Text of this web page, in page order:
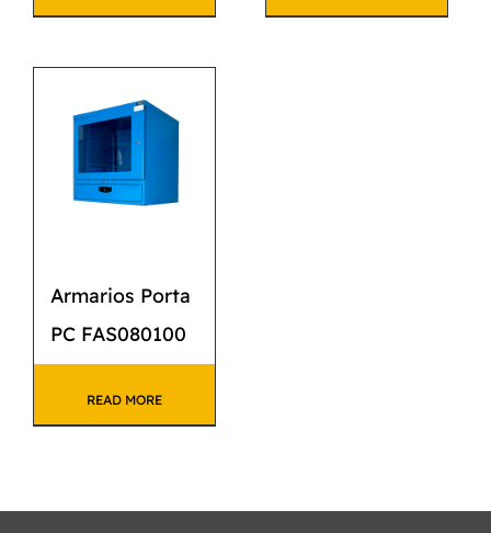
Armarios Porta
PC FAS080100
READ MORE